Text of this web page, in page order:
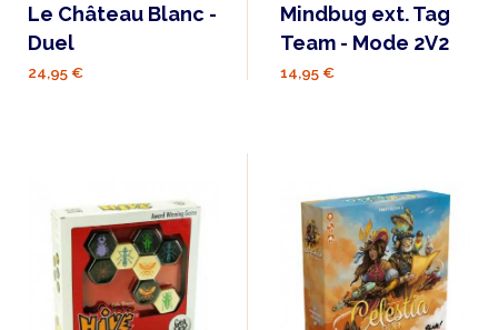
Le Château Blanc -
Duel
24,95 €
Mindbug ext. Tag
Team - Mode 2V2
14,95 €